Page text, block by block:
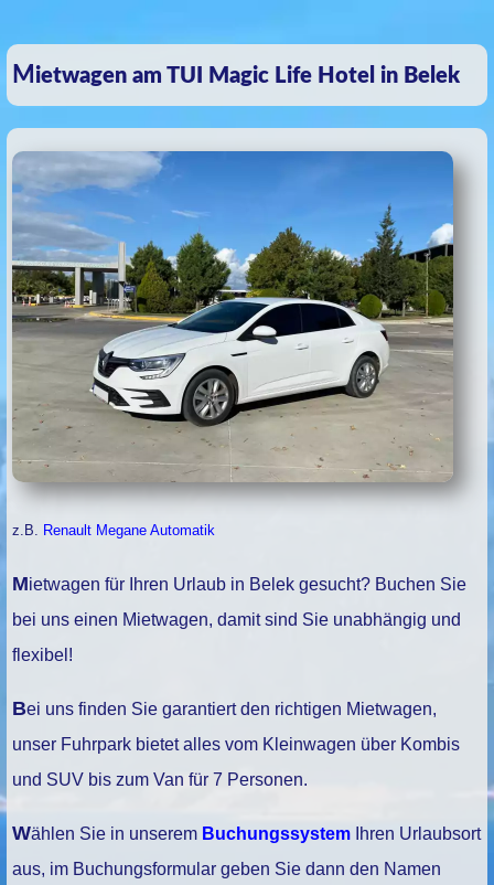
Mietwagen am TUI Magic Life Hotel in Belek
z.B. Renault Megane Automatik
Mietwagen für Ihren Urlaub in Belek gesucht? Buchen Sie
bei uns einen Mietwagen, damit sind Sie unabhängig und
flexibel!
Bei uns finden Sie garantiert den richtigen Mietwagen,
unser Fuhrpark bietet alles vom Kleinwagen über Kombis
und SUV bis zum Van für 7 Personen.
Wählen Sie in unserem Buchungssystem Ihren Urlaubsort
aus, im Buchungsformular geben Sie dann den Namen